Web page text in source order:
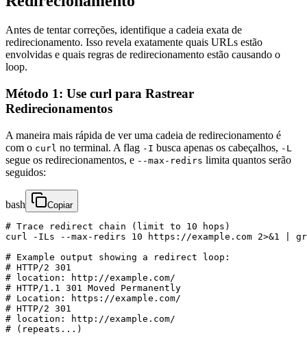
Antes de tentar correções, identifique a cadeia exata de
redirecionamento. Isso revela exatamente quais URLs estão
envolvidas e quais regras de redirecionamento estão causando o
loop.
Método 1: Use curl para Rastrear
Redirecionamentos
A maneira mais rápida de ver uma cadeia de redirecionamento é
com o curl no terminal. A flag -I busca apenas os cabeçalhos, -L
segue os redirecionamentos, e --max-redirs limita quantos serão
seguidos:
bash Copiar
# Trace redirect chain (limit to 10 hops)
curl -ILs --max-redirs 10 https://example.com 2>&1 |
# Example output showing a redirect loop:
# HTTP/2 301
# location: http://example.com/
# HTTP/1.1 301 Moved Permanently
# Location: https://example.com/
# HTTP/2 301
# location: http://example.com/
# (repeats...)